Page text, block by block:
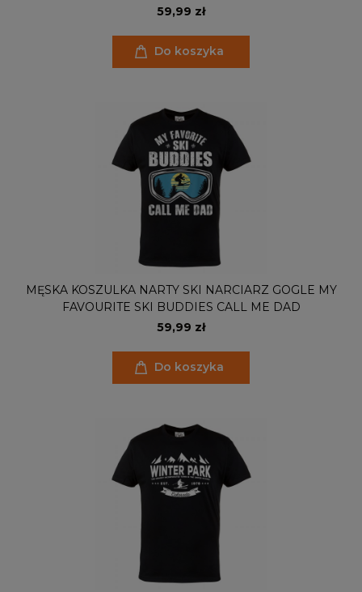
59,99 zł
Do koszyka
MĘSKA KOSZULKA NARTY SKI NARCIARZ GOGLE MY
FAVOURITE SKI BUDDIES CALL ME DAD
59,99 zł
Do koszyka